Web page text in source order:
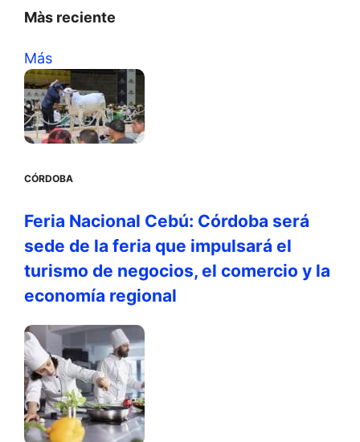
Màs reciente
Más
CÓRDOBA
Feria Nacional Cebú: Córdoba será
sede de la feria que impulsará el
turismo de negocios, el comercio y la
economía regional